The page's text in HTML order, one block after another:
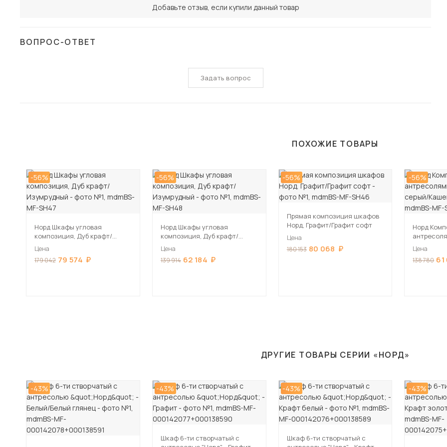
Добавьте отзыв, если купили данный товар
ВОПРОС-ОТВЕТ
Задать вопрос
ПОХОЖИЕ ТОВАРЫ
-56%
Норд Шкафы угловая
композиция, Дуб крафт/
Изумрудный
Цена
179 042 79 574
-56%
Норд Шкафы угловая
композиция, Дуб крафт/
Изумрудный
Цена
139 914 62 184
-56%
Прямая композиция шкафов
Норд, Графит/Графит софт
Цена
180 153 80 068
-56%
Норд
Крафт
Цена
138 780
ДРУГИЕ ТОВАРЫ СЕРИИ «НОРД»
-43% -43%
Шкаф 6-ти створчатый с
-43%
Шкаф 6-ти створчатый с
-43%